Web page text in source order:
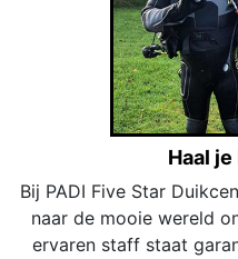
Haal je
Bij PADI Five Star
naar de mooie wereld
ervaren staff staat